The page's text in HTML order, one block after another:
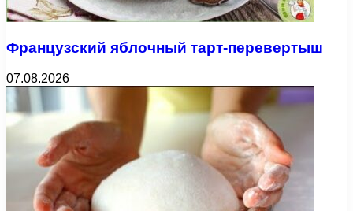
Французский яблочный тарт-перевертыш
07.08.2026